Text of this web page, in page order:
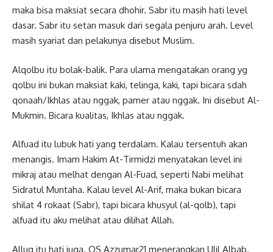
maka bisa maksiat secara dhohir. Sabr itu masih hati level
dasar. Sabr itu setan masuk dari segala penjuru arah. Level
masih syariat dan pelakunya disebut Muslim.
Alqolbu itu bolak-balik. Para ulama mengatakan orang yg
qolbu ini bukan maksiat kaki, telinga, kaki, tapi bicara sdah
qonaah/Ikhlas atau nggak, pamer atau nggak. Ini disebut Al-
Mukmin. Bicara kualitas, Ikhlas atau nggak.
Alfuad itu lubuk hati yang terdalam. Kalau tersentuh akan
menangis. Imam Hakim At-Tirmidzi menyatakan level ini
mikraj atau melhat dengan Al-Fuad, seperti Nabi melihat
Sidratul Muntaha. Kalau level Al-Arif, maka bukan bicara
shilat 4 rokaat (Sabr), tapi bicara khusyul (al-qolb), tapi
alfuad itu aku melihat atau dilihat Allah.
Alluq itu hati juga. QS Azzumar21 menerangkan Ulil Albab.